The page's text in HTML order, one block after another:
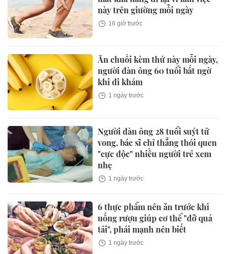
này trên giường mỗi ngày
16 giờ trước
Ăn chuối kèm thứ này mỗi ngày,
người đàn ông 60 tuổi bất ngờ
khi đi khám
1 ngày trước
Người đàn ông 28 tuổi suýt tử
vong, bác sĩ chỉ thẳng thói quen
"cực độc" nhiều người trẻ xem
nhẹ
1 ngày trước
6 thực phẩm nên ăn trước khi
uống rượu giúp cơ thể "đỡ quá
tải", phái mạnh nên biết
1 ngày trước